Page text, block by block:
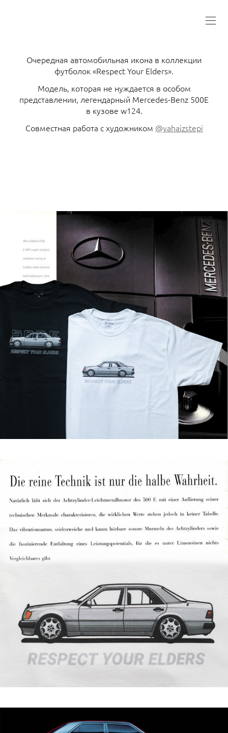
Очередная автомобильная икона в коллекции
футболок «Respect Your Elders».
Модель, которая не нуждается в особом
представлении, легендарный Mercedes-Benz 500E
в кузове w124.
Совместная работа с художником @yahaizstepi